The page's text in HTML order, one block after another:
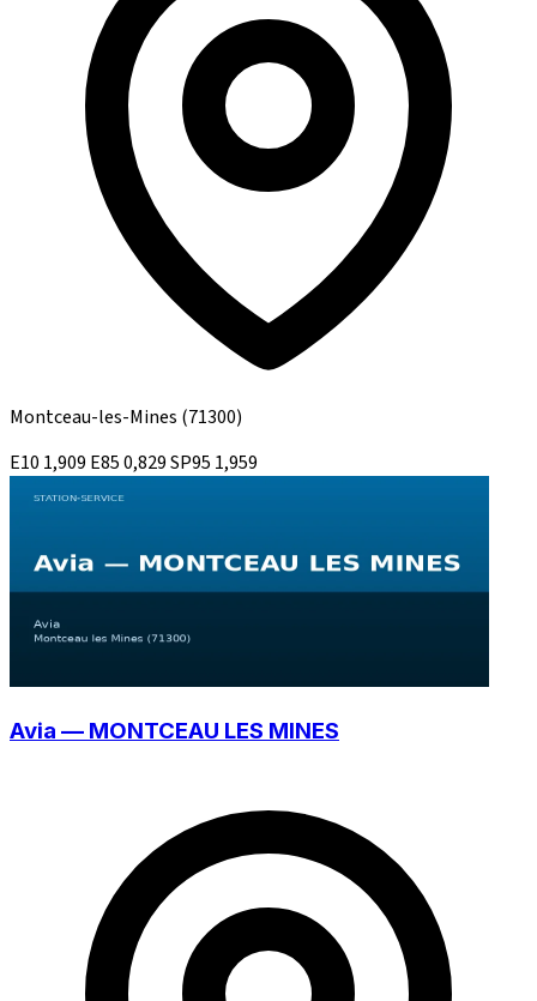
Montceau-les-Mines (71300)
E10 1,909 E850,829SP95 1,959
Avia — MONTCEAU LES MINES